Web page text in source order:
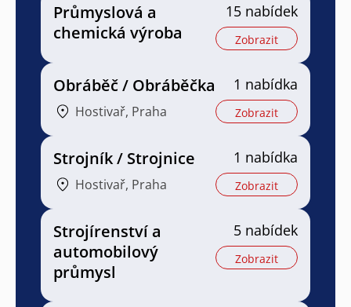
Průmyslová a
chemická výroba
15 nabídek
Zobrazit
Obráběč / Obráběčka
Hostivař, Praha
1 nabídka
Zobrazit
Strojník / Strojnice
Hostivař, Praha
1 nabídka
Zobrazit
Strojírenství a
automobilový
průmysl
5 nabídek
Zobrazit